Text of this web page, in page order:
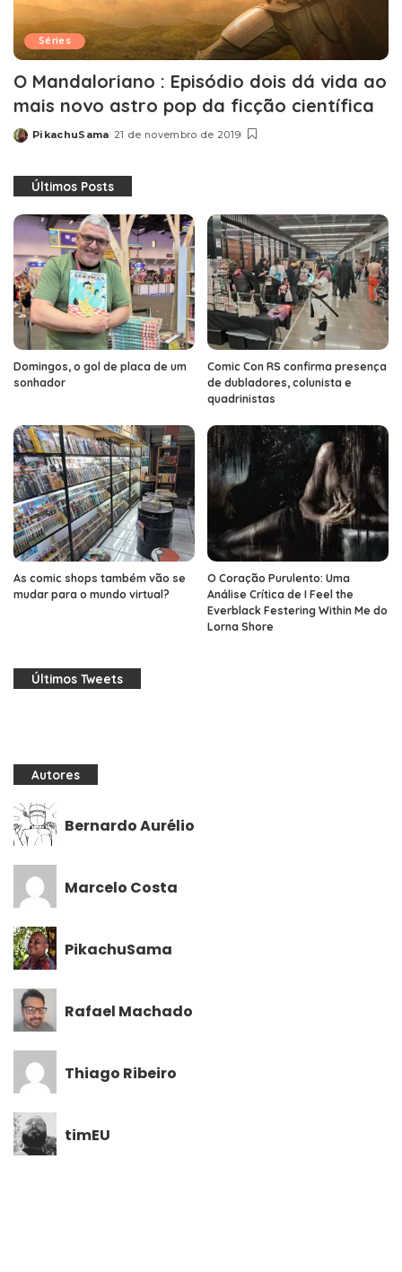
Séries
O Mandaloriano : Episódio dois dá vida ao
mais novo astro pop da ficção científica
Posted
PikachuSama 21 de novembro de 2019
Últimos Posts
Domingos, o gol de placa de um
sonhador
Comic Con RS confirma presença
de dubladores, colunista e
quadrinistas
As comic shops também vão se
mudar para o mundo virtual?
O Coração Purulento: Uma
Análise Crítica de I Feel the
Everblack Festering Within Me do
Lorna Shore
Últimos Tweets
Autores
Bernardo Aurélio
Marcelo Costa
PikachuSama
Rafael Machado
Thiago Ribeiro
timEU